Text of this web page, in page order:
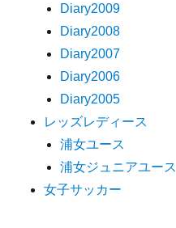
Diary2009
Diary2008
Diary2007
Diary2006
Diary2005
レッズレディース
浦女ユース
浦女ジュニアユース
女子サッカー